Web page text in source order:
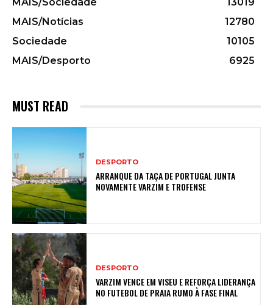
MAIS/Sociedade
13019
MAIS/Notícias
12780
Sociedade
10105
MAIS/Desporto
6925
MUST READ
DESPORTO
ARRANQUE DA TAÇA DE PORTUGAL JUNTA
NOVAMENTE VARZIM E TROFENSE
DESPORTO
VARZIM VENCE EM VISEU E REFORÇA LIDERANÇA
NO FUTEBOL DE PRAIA RUMO À FASE FINAL